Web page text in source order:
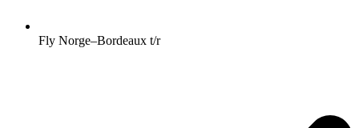
Fly Norge–Bordeaux t/r